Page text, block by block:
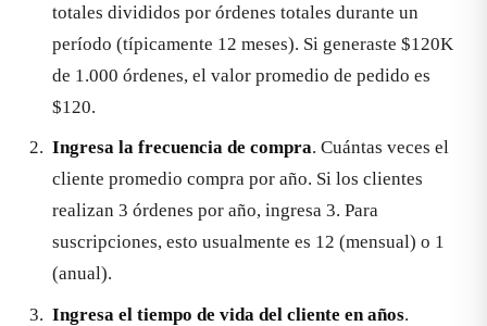
totales divididos por órdenes totales durante un
período (típicamente 12 meses). Si generaste $120K
de 1.000 órdenes, el valor promedio de pedido es
$120.
Ingresa la frecuencia de compra. Cuántas veces el
cliente promedio compra por año. Si los clientes
realizan 3 órdenes por año, ingresa 3. Para
suscripciones, esto usualmente es 12 (mensual) o 1
(anual).
Ingresa el tiempo de vida del cliente en años.